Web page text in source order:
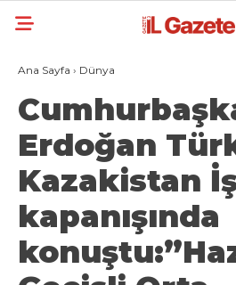
Ana Sayfa › Dünya
Erdoğan
Kazakistan
kapanışında